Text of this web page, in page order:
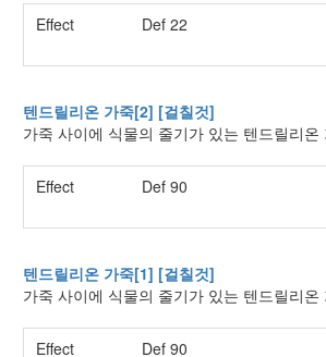
Effect Def 22
텐드릴리온 가죽[2] [걸칠것]
가죽 사이에 식물의 줄기가 있는 텐드릴리온
Effect Def 90
텐드릴리온 가죽[1] [걸칠것]
가죽 사이에 식물의 줄기가 있는 텐드릴리온
Effect Def 90